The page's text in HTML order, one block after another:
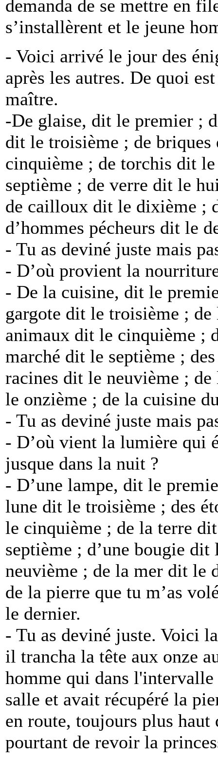
demanda de se mettre en
s’installèrent et le jeune
- Voici arrivé le jour des
après les autres. De quoi
maître.
-De glaise, dit le premier ;
dit le troisième ; de
cinquième ; de torchis dit
septième ; de verre dit le
de cailloux dit le dixième ;
d’hommes pécheurs dit le
- Tu as deviné juste mais
- D’où provient la
- De la cuisine, dit le
gargote dit le troisième ;
animaux dit le cinquième ;
marché dit le septième ;
racines dit le neuvième ;
le onzième ; de la cuisine
- Tu as deviné juste mais
- D’où vient la lumière qui
jusque dans la nuit ?
- D’une lampe, dit le
lune dit le troisième ; des
le cinquième ; de la terre
septième ; d’une bougie
neuvième ; de la mer dit le
de la pierre que tu m’as
le dernier.
- Tu as deviné juste. Voici
il trancha la tête aux onze
homme qui dans l'intervalle
salle et avait récupéré la
en route, toujours plus haut
pourtant de revoir la